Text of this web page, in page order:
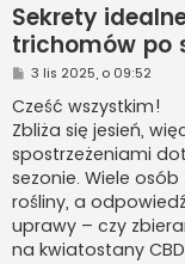
Sekrety
trichomów po
P
s
t
3 lis 2025, o 09:52
Cześć wszystkim!
Zbliża się jesień,
spostrzeżeniami
sezonie. Wiele
rośliny, a
uprawy – czy
na kwiatostany CBD